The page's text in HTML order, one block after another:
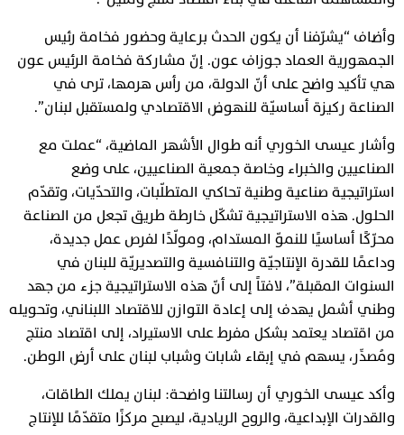
وأضاف “يشرّفنا أن يكون الحدث برعاية وحضور فخامة رئيس
الجمهورية العماد جوزاف عون. إنّ مشاركة فخامة الرئيس عون
هي تأكيد واضح على أنّ الدولة، من رأس هرمها، ترى في
الصناعة ركيزة أساسيّة للنهوض الاقتصادي ولمستقبل لبنان”.
وأشار عيسى الخوري أنه طوال الأشهر الماضية، “عملت مع
الصناعيين والخبراء وخاصة جمعية الصناعيين، على وضع
استراتيجية صناعية وطنية تحاكي المتطلّبات، والتحدّيات، وتقدّم
الحلول. هذه الاستراتيجية تشكّل خارطة طريق تجعل من الصناعة
محرّكًا أساسيًا للنموّ المستدام، ومولّدًا لفرص عمل جديدة،
وداعمًا للقدرة الإنتاجيّة والتنافسية والتصديريّة للبنان في
السنوات المقبلة”، لافتاً إلى أنّ هذه الاستراتيجية جزء من جهد
وطني أشمل يهدف إلى إعادة التوازن للاقتصاد اللبناني، وتحويله
من اقتصاد يعتمد بشكل مفرط على الاستيراد، إلى اقتصاد منتج
ومُصدِّر، يسهم في إبقاء شابات وشباب لبنان على أرض الوطن.
وأكد عيسى الخوري أن رسالتنا واضحة: لبنان يملك الطاقات،
والقدرات الإبداعية، والروح الريادية، ليصبح مركزًا متقدّمًا للإنتاج